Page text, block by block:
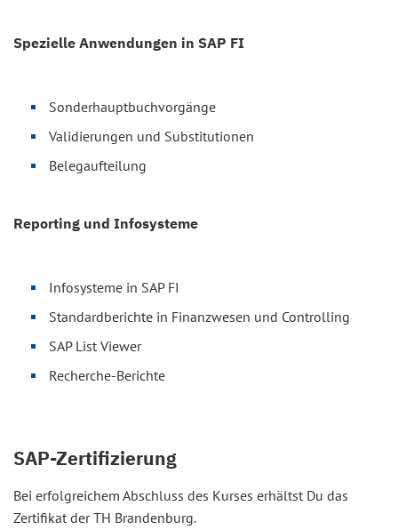
Spezielle Anwendungen in SAP FI
Sonderhauptbuchvorgänge
Validierungen und Substitutionen
Belegaufteilung
Reporting und Infosysteme
Infosysteme in SAP FI
Standardberichte in Finanzwesen und Controlling
SAP List Viewer
Recherche-Berichte
SAP-Zertifizierung
Bei erfolgreichem Abschluss des Kurses erhältst Du das
Zertifikat der TH Brandenburg.